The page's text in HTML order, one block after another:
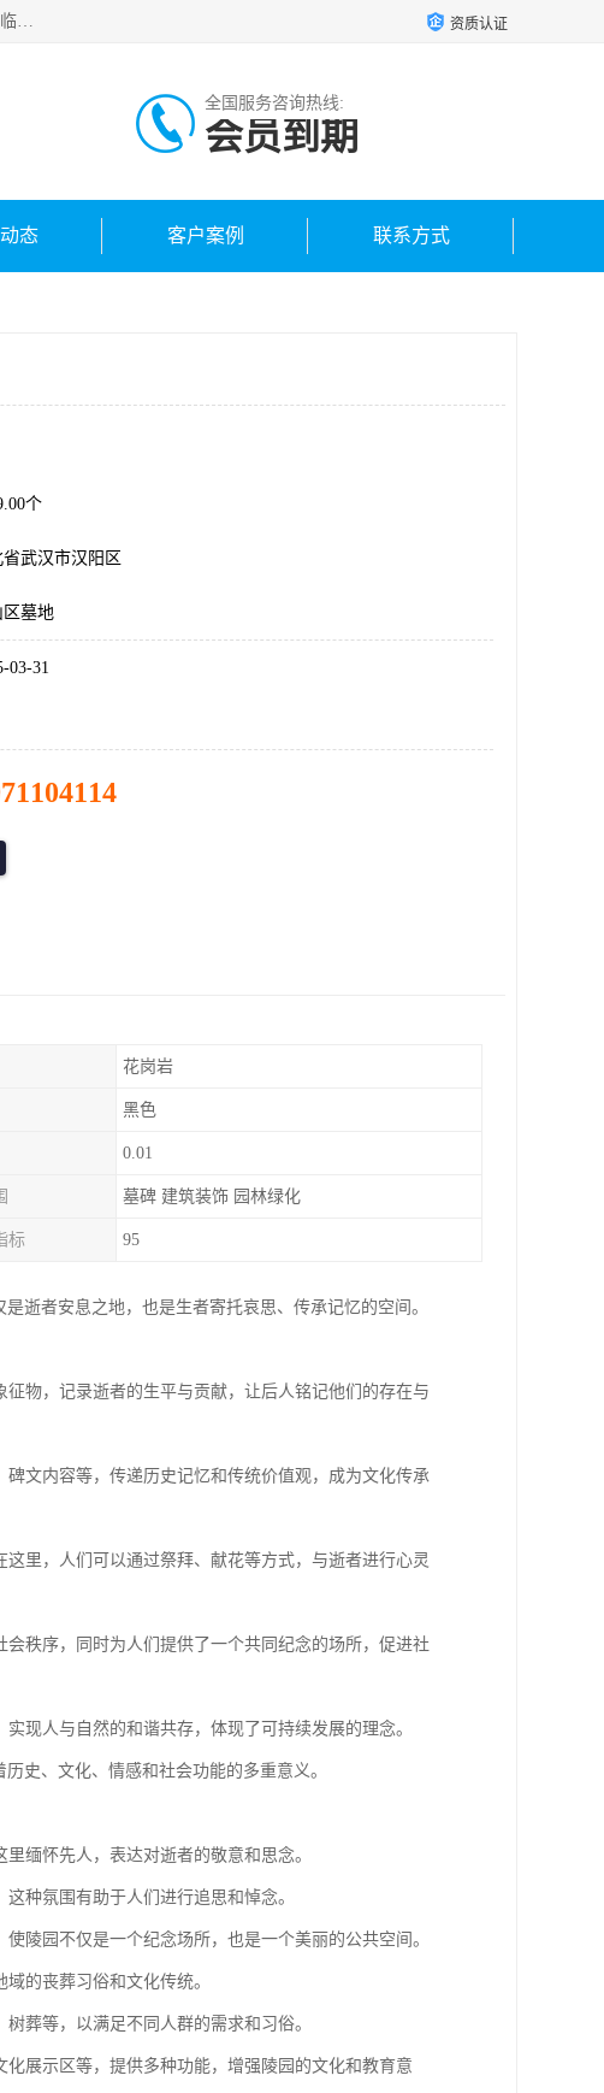
武汉生命之源文化有限公司，秉持着对生命的敬重与关怀，专注于殡葬服务领域。我们提供全方位的武汉殡葬一条龙服务，从临终关怀开始，到后事的妥善处理，每个环节都精心安排。专业团队严格依照规范，为逝者净身、穿衣，庄重地接运遗体，提供优质的遗体整理与妆扮服务。告别仪式策划、火化手续办理以及骨灰安置等事务，也都有专人协助。 资质认证
全国服务咨询热线:
会员到期
态 客户案例 联系方式
个
省武汉市汉阳区
区墓地
03-31
花岗岩
黑色
0.01
墓碑 建筑装饰 园林绿化
标 95
逝者安息之地，也是生者寄托哀思、传承记忆的空间。
物，记录逝者的生平与贡献，让后人铭记他们的存在与
文内容等，传递历史记忆和传统价值观，成为文化传承
里，人们可以通过祭拜、献花等方式，与逝者进行心灵
秩序，同时为人们提供了一个共同纪念的场所，促进社
现人与自然的和谐共存，体现了可持续发展的理念。
史、文化、情感和社会功能的多重意义。
缅怀先人，表达对逝者的敬意和思念。
种氛围有助于人们进行追思和悼念。
陵园不仅是一个纪念场所，也是一个美丽的公共空间。
的丧葬习俗和文化传统。
葬等，以满足不同人群的需求和习俗。
展示区等，提供多种功能，增强陵园的文化和教育意